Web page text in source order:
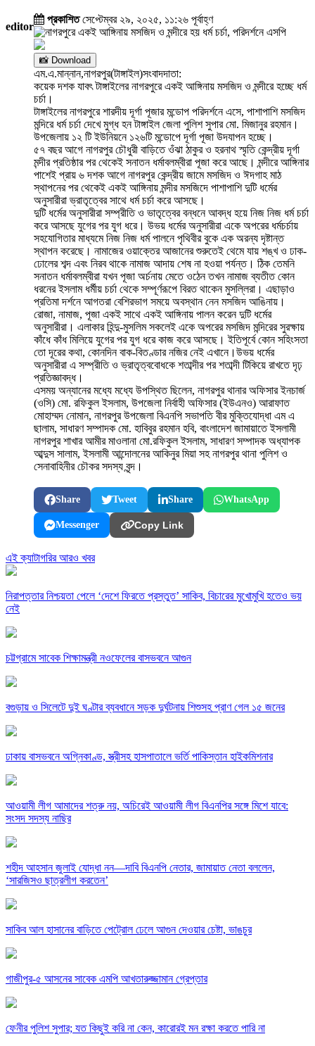
editor
প্রকাশিতসেপ্টেম্বর ২৯, ২০২৫, ১১:২৬ পূর্বাহ্ণ
📸 Download
এম.এ.মান্নান,নাগরপুর(টাঙ্গাইল)সংবাদদাতা:
কয়েক দশক যাবৎ টাঙ্গাইলের নাগরপুরে একই আঙ্গিনায় মসজিদ ও মন্দীরে হচ্ছে ধর্ম
চর্চা।
টাঙ্গাইলের নাগরপুরে শারদীয় দূর্গা পূজার মন্ডোপ পরিদর্শনে এসে, পাশাপাশি মসজিদ
মন্দিরে ধর্ম চর্চা দেখে মুগ্ধ হন টাঙ্গাইল জেলা পুলিশ সুপার মো. মিজানুর রহমান।
উপজেলায় ১২ টি ইউনিয়নে ১২৬টি মন্ডোপে দূর্গা পূজা উদযাপন হচ্ছে।
৫৭ বছর আগে নাগরপুর চৌধুরী বাড়িতে ওঁঝা ঠাকুর ও হরনাথ স্মৃতি কেন্দ্রীয় দূর্গা
মন্দীর প্রতিষ্ঠার পর থেকেই সনাতন ধর্মাবলম্বীরা পূজা করে আছে। মন্দীরে আঙ্গিনার
পাশেই প্রায় ৬ দশক আগে নাগরপুর কেন্দ্রীয় জামে মসজিদ ও ঈদগাহ মাঠ
স্থাপনের পর থেকেই একই আঙ্গিনায় মন্দীর মসজিদে পাশাপাশি দুটি ধর্মের
অনুসারীরা ভ্রাতৃত্বের সাথে ধর্ম চর্চা করে আসছে।
দুটি ধর্মের অনুসারীরা সম্প্রীতি ও ভাতৃত্বের বন্ধনে আবদ্ধ হয়ে নিজ নিজ ধর্ম চর্চা
করে আসছে যুগের পর যুগ ধরে। উভয় ধর্মের অনুসারীরা একে অপরের ধর্মচর্চায়
সহযোগিতার মাধ্যমে নিজ নিজ ধর্ম পালনে পৃথিবীর বুকে এক অরন্য দৃষ্টান্ত
স্থাপন করেছে। নামাজের ওয়াক্তের আজানের শুরুতেই থেমে যায় শঙ্খ ও ঢাক-
ঢোলের শব্দ এবং নিরব থাকে নামাজ আদায় শেষ না হওয়া পর্যন্ত। ঠিক তেমনি
সনাতন ধর্মাবলম্বীরা যখন পূজা অর্চনায় মেতে ওঠেন তখন নামাজ ব্যতীত কোন
ধরনের ইসলাম ধর্মীয় চর্চা থেকে সম্পূর্ণরূপে বিরত থাকেন মুসল্লিরা। এছাড়াও
প্রতিমা দর্শনে আগতরা বেশিরভাগ সময়ে অবস্থান নেন মসজিদ আঙিনায়।
রোজা, নামাজ, পূজা একই সাথে একই আঙ্গিনায় পালন করেন দুটি ধর্মের
অনুসারীরা। এলাকার হিন্দু-মুসলিম সকলেই একে অপরের মসজিদ মন্দিরের সুরক্ষায়
কাঁধে কাঁধ মিলিয়ে যুগের পর যুগ ধরে কাজ করে আসছে। ইতিপূর্বে কোন সহিংসতা
তো দূরের কথা, কোনদিন বাক-বিতণ্ডার নজির নেই এখানে।উভয় ধর্মের
অনুসারীরা এ সম্প্রীতি ও ভ্রাতৃত্ববোধকে শতাব্দীর পর শতাব্দী টিকিয়ে রাখতে দৃঢ়
প্রতিজ্ঞাবদ্ধ।
এসময় অন্যানের মধ্যে মধ্যে উপস্থিত ছিলেন, নাগরপুর থানার অফিসার ইনচার্জ
(ওসি) মো. রফিকুল ইসলাম, উপজেলা নির্বাহী অফিসার (ইউএনও) আরাফাত
মোহাম্মদ নোমান, নাগরপুর উপজেলা বিএনপি সভাপতি বীর মুক্তিযোদ্ধা এম এ
ছালাম, সাধারণ সম্পাদক মো. হাবিবুর রহমান হবি, বাংলাদেশ জামায়াতে ইসলামী
নাগরপুর শাখার আমীর মাওলানা মো.রফিকুল ইসলাম, সাধারণ সম্পাদক অধ্যাপক
আব্দুস সালাম, ইসলামী আন্দোলনের আকিনুর মিয়া সহ নাগরপুর থানা পুলিশ ও
সেনাবাহিনীর চৌকর সদস্য বৃন্দ।
Share Tweet Share WhatsApp
Messenger Copy Link
এই ক্যাটাগরির আরও খবর
নিরাপত্তার নিশ্চয়তা পেলে ‘দেশে ফিরতে প্রস্তুত’ সাকিব, বিচারের মুখোমুখি হতেও ভয়
নেই
চট্টগ্রামে সাবেক শিক্ষামন্ত্রী নওফেলের বাসভবনে আগুন
বগুড়ায় ও সিলেটে দুই ঘণ্টার ব্যবধানে সড়ক দুর্ঘটনায় শিশুসহ প্রাণ গেল ১৫ জনের
ঢাকায় বাসভবনে অগ্নিকাণ্ড, স্ত্রীসহ হাসপাতালে ভর্তি পাকিস্তান হাইকমিশনার
আওয়ামী লীগ আমাদের শত্রু নয়, অচিরেই আওয়ামী লীগ বিএনপির সঙ্গে মিশে যাবে:
সংসদ সদস্য নাছির
শহীদ আহসান জুলাই যোদ্ধা নন—দাবি বিএনপি নেতার, জামায়াত নেতা বললেন,
‘সারজিসও ছাত্রলীগ করতেন’
সাকিব আল হাসানের বাড়িতে পেট্রোল ঢেলে আগুন দেওয়ার চেষ্টা, ভাঙচুর
গাজীপুর-৫ আসনের সাবেক এমপি আখতারুজ্জামান গ্রেপ্তার
ফেনীর পুলিশ সুপার; যত কিছুই করি না কেন, কারোরই মন রক্ষা করতে পারি না